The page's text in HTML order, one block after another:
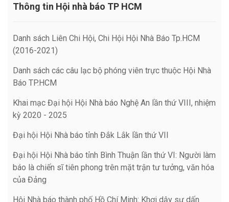
Thông tin Hội nhà báo TP HCM
Danh sách Liên Chi Hội, Chi Hội Hội Nhà Báo Tp.HCM
(2016-2021)
Danh sách các câu lạc bộ phóng viên trực thuộc Hội Nhà
Báo TP.HCM
Khai mạc Đại hội Hội Nhà báo Nghệ An lần thứ VIII, nhiệm
kỳ 2020 - 2025
Đại hội Hội Nhà báo tỉnh Đắk Lắk lần thứ VII
Đại hội Hội Nhà báo tỉnh Bình Thuận lần thứ VI: Người làm
báo là chiến sĩ tiên phong trên mặt trận tư tưởng, văn hóa
của Đảng
Hội Nhà báo thành phố Hồ Chí Minh: Khơi dậy sự dấn